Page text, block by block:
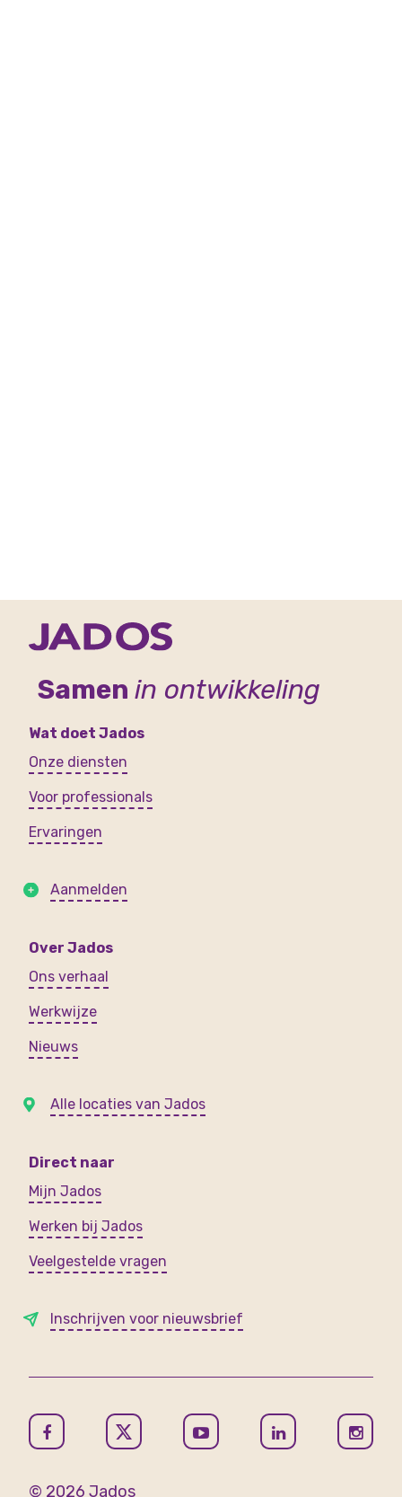
Samen in ontwikkeling
Wat doet Jados
Onze diensten
Voor professionals
Ervaringen
Aanmelden
Over Jados
Ons verhaal
Werkwijze
Nieuws
Alle locaties van Jados
Direct naar
Mijn Jados
Werken bij Jados
Veelgestelde vragen
Inschrijven voor nieuwsbrief
© 2026 Jados